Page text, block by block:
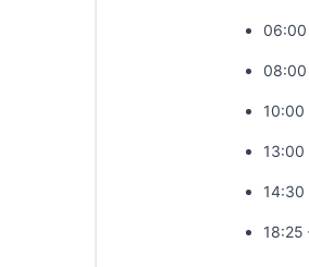
06:00
08:00
10:00
13:00
14:30
18:25